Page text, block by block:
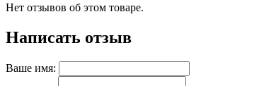
Нет отзывов об этом товаре.
Написать отзыв
Ваше имя: